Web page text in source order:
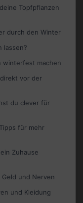
Topfpflanzen
durch den Winter
lassen?
winterfest machen
vor der
du clever für
für mehr
Zuhause
und Nerven
und Kleidung